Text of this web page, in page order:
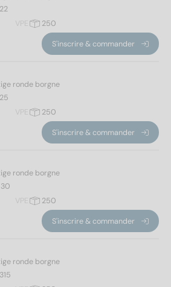
VPE
250
S'inscrire & commander
ronde borgne
VPE
250
S'inscrire & commander
ronde borgne
30
VPE
250
S'inscrire & commander
ronde borgne